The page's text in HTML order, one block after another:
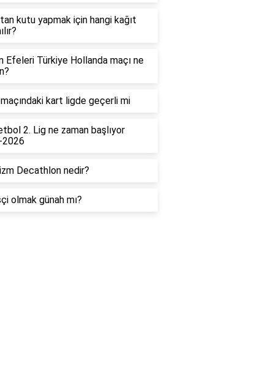
kutu yapmak için hangi kağıt
Efeleri Türkiye Hollanda maçı ne
kart ligde geçerli mi
2. Lig ne zaman başlıyor
Decathlon nedir?
olmak günah mı?